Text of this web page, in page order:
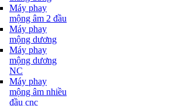
Máy phay
mộng âm 2 đầu
Máy phay
mộng dương
Máy phay
mộng dương
NC
Máy phay
mộng âm nhiều
đầu cnc